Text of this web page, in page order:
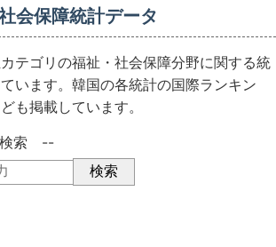
会保障統計データ
テゴリの福祉・社会保障分野に関する統
います。韓国の各統計の国際ランキン
も掲載しています。
検索 --